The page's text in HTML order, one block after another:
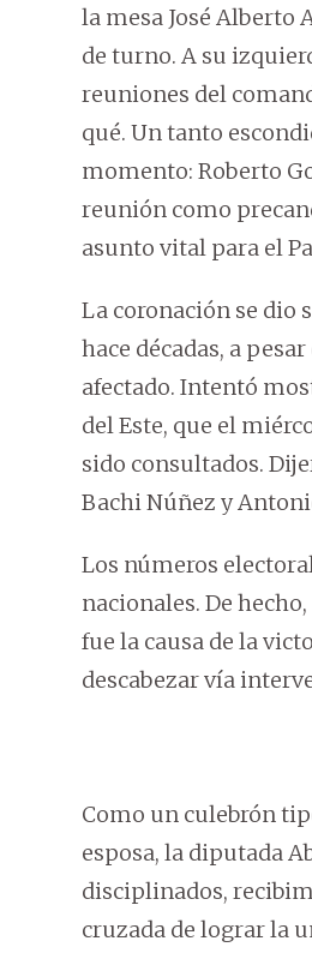
la mesa José Alberto
de turno. A su
reuniones del
qué. Un tanto
momento: Roberto
reunión como
asunto vital para el
La coronación se dio
hace décadas, a
afectado. Intentó
del Este, que el
sido consultados.
Bachi Núñez y
Los números
nacionales. De
fue la causa de la
descabezar vía
Como un culebrón
esposa, la diputada
disciplinados,
cruzada de lograr la